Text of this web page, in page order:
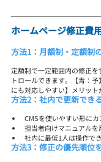
ホームページ修正費
方法1：月額制・定額制
定額制で一定範囲内の修正
トロールできます。【青：
にも対応しやすい】メリット
方法2：社内で更新でき
CMSを使いやすい形に
担当者向けマニュアルを
社内に最低1人は操作で
方法3：修正の優先順位